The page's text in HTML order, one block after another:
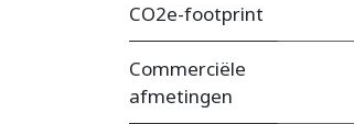
CO2e-footprint
Commerciële
afmetingen